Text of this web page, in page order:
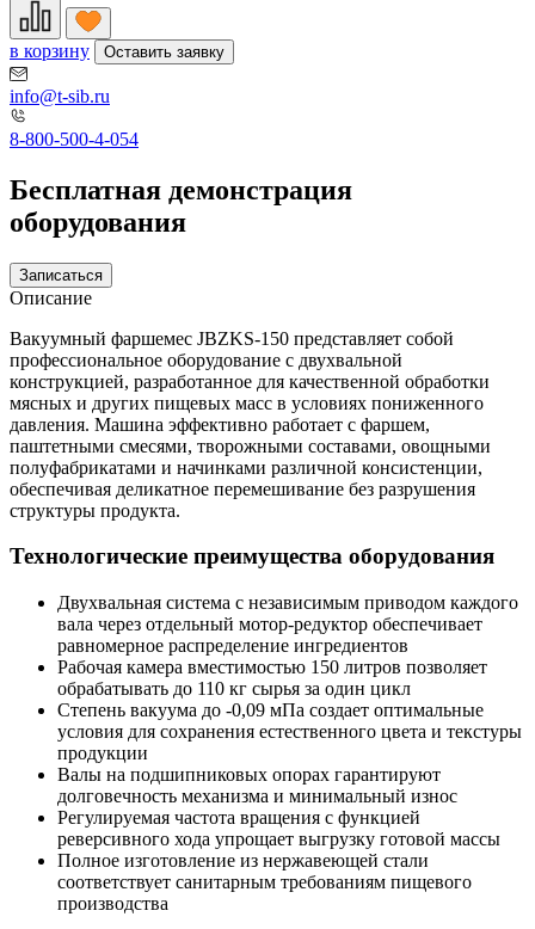
в корзину Оставить заявку
info@t-sib.ru
8-800-500-4-054
Бесплатная демонстрация
оборудования
Записаться
Описание
Вакуумный фаршемес JBZKS-150 представляет собой
профессиональное оборудование с двухвальной
конструкцией, разработанное для качественной обработки
мясных и других пищевых масс в условиях пониженного
давления. Машина эффективно работает с фаршем,
паштетными смесями, творожными составами, овощными
полуфабрикатами и начинками различной консистенции,
обеспечивая деликатное перемешивание без разрушения
структуры продукта.
Технологические преимущества оборудования
Двухвальная система с независимым приводом каждого
вала через отдельный мотор-редуктор обеспечивает
равномерное распределение ингредиентов
Рабочая камера вместимостью 150 литров позволяет
обрабатывать до 110 кг сырья за один цикл
Степень вакуума до -0,09 мПа создает оптимальные
условия для сохранения естественного цвета и текстуры
продукции
Валы на подшипниковых опорах гарантируют
долговечность механизма и минимальный износ
Регулируемая частота вращения с функцией
реверсивного хода упрощает выгрузку готовой массы
Полное изготовление из нержавеющей стали
соответствует санитарным требованиям пищевого
производства